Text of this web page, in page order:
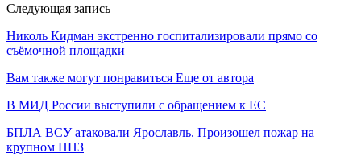
Следующая запись
Николь Кидман экстренно госпитализировали прямо со
съёмочной площадки
Вам также могут понравиться Еще от автора
В МИД России выступили с обращением к ЕС
БПЛА ВСУ атаковали Ярославль. Произошел пожар на
крупном НПЗ